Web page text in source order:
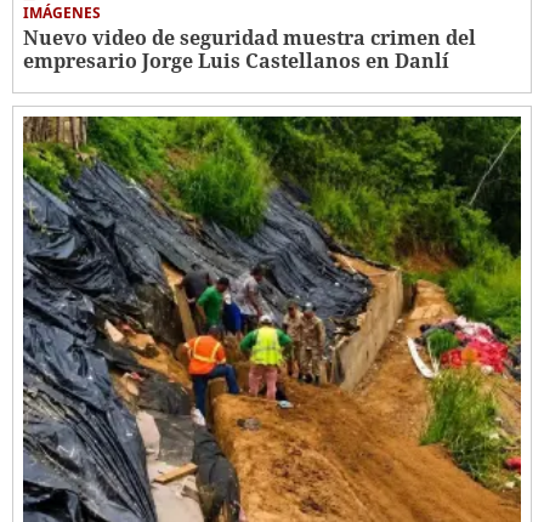
IMÁGENES
Nuevo video de seguridad muestra crimen del
empresario Jorge Luis Castellanos en Danlí